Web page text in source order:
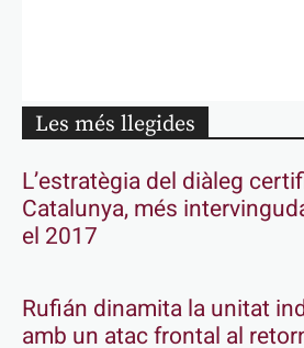
Les més llegides
L’estratègia del diàleg
Catalunya, més
el 2017
Rufián dinamita la unitat
amb un atac frontal al